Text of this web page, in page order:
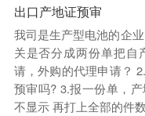
出口产地证预审
我司是生产型电池的企
关是否分成两份单把自
请，外购的代理申请？
预审吗? 3.报一份单，
不显示 再打上全部的件